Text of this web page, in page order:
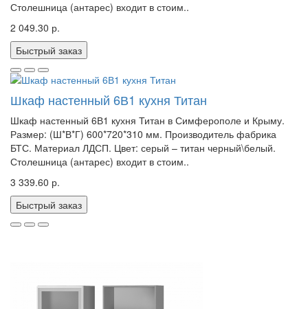
Столешница (антарес) входит в стоим..
2 049.30 р.
Быстрый заказ
Шкаф настенный 6В1 кухня Титан
Шкаф настенный 6В1 кухня Титан в Симферополе и Крыму.
Размер: (Ш*В*Г) 600*720*310 мм. Производитель фабрика
БТС. Материал ЛДСП. Цвет: серый – титан черный\белый.
Столешница (антарес) входит в стоим..
3 339.60 р.
Быстрый заказ